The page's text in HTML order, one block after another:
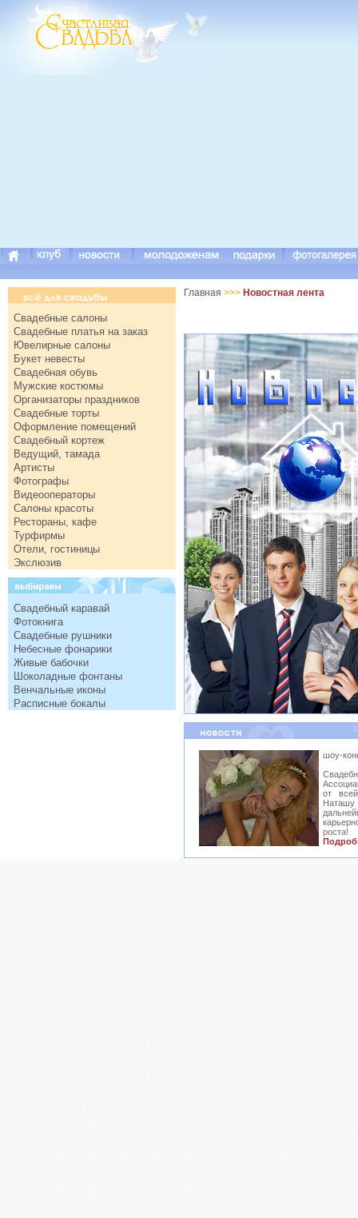
Свадебные салоны
Свадебные платья на заказ
Ювелирные салоны
Букет невесты
Свадебная обувь
Мужские костюмы
Организаторы праздников
Свадебные торты
Оформление помещений
Свадебный кортеж
Ведущий, тамада
Артисты
Фотографы
Видеооператоры
Салоны красоты
Рестораны, кафе
Турфирмы
Отели, гостиницы
Экслюзив
Свадебный каравай
Фотокнига
Свадебные рушники
Небесные фонарики
Живые бабочки
Шоколадные фонтаны
Венчальные иконы
Расписные бокалы
Главная >>> Новостная лента
шоу-
от
роста!